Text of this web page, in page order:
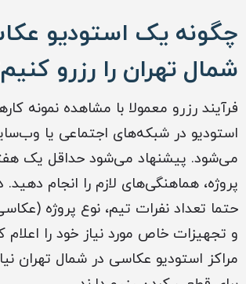
چگونه یک استودیو
شمال تهران را رزرو
فرآیند رزرو معمولا با مشاهده نمونه
استودیو در شبکه‌های اجتماعی یا
می‌شود. پیشنهاد می‌شود حداقل یک
پروژه، هماهنگی‌های لازم را انجام
حتما تعداد نفرات تیم، نوع پروژه
و تجهیزات خاص مورد نیاز خود را اعلام
مراکز استودیو عکاسی در شمال تهران